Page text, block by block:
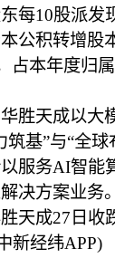
每10股派发
公积转增股
占本年度归
天成以大
筑基”与“全
服务AI智能
决方案业务。
成27日收
新经纬APP)